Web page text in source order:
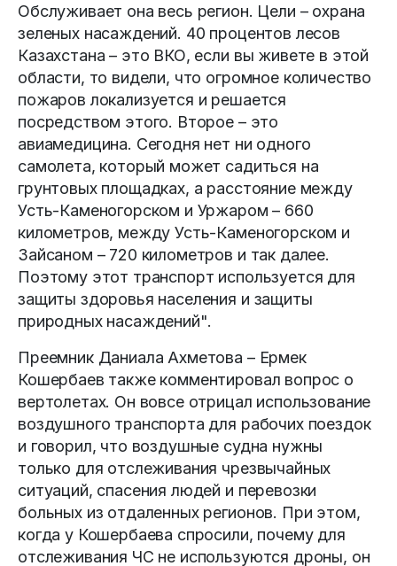
Обслуживает она весь регион. Цели – охрана
зеленых насаждений. 40 процентов лесов
Казахстана – это ВКО, если вы живете в этой
области, то видели, что огромное количество
пожаров локализуется и решается
посредством этого. Второе – это
авиамедицина. Сегодня нет ни одного
самолета, который может садиться на
грунтовых площадках, а расстояние между
Усть-Каменогорском и Уржаром – 660
километров, между Усть-Каменогорском и
Зайсаном – 720 километров и так далее.
Поэтому этот транспорт используется для
защиты здоровья населения и защиты
природных насаждений".
Преемник Даниала Ахметова – Ермек
Кошербаев также комментировал вопрос о
вертолетах. Он вовсе отрицал использование
воздушного транспорта для рабочих поездок
и говорил, что воздушные судна нужны
только для отслеживания чрезвычайных
ситуаций, спасения людей и перевозки
больных из отдаленных регионов. При этом,
когда у Кошербаева спросили, почему для
отслеживания ЧС не используются дроны, он